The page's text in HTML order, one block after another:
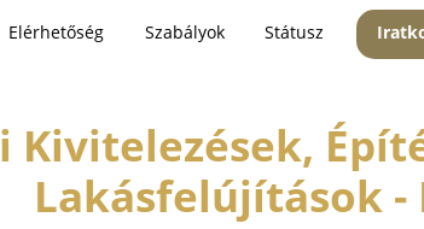
Elérhetőség Szabályok Státusz
Kivitelezések,
Lakásfelújítások -